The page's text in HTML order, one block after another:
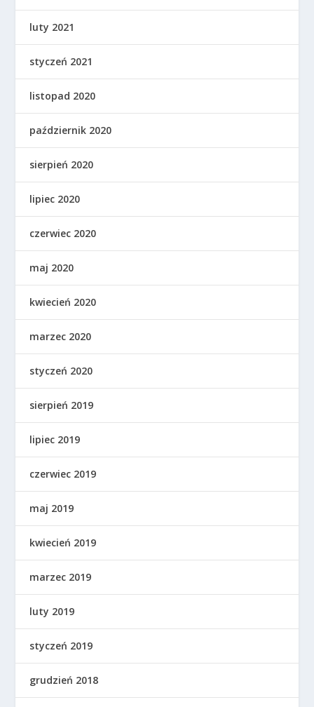
luty 2021
styczeń 2021
listopad 2020
październik 2020
sierpień 2020
lipiec 2020
czerwiec 2020
maj 2020
kwiecień 2020
marzec 2020
styczeń 2020
sierpień 2019
lipiec 2019
czerwiec 2019
maj 2019
kwiecień 2019
marzec 2019
luty 2019
styczeń 2019
grudzień 2018